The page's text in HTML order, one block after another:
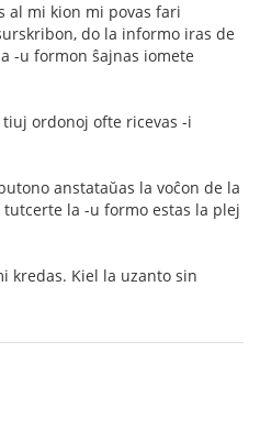
al mi kion mi povas fari
do la informo iras de
-u formon ŝajnas iomete
ordonoj ofte ricevas -i
anstataŭas la voĉon de la
la -u formo estas la plej
kredas. Kiel la uzanto sin